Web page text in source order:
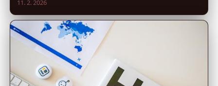
11. 2. 2026